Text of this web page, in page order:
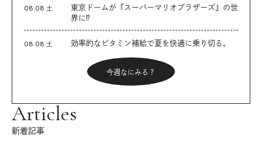
08.08 土
東京ドームが『スーパーマリオブラザーズ』の世
界に⁉︎
08.08 土 効率的なビタミン補給で夏を快適に乗り切る。
今週なにみる？
Articles
新着記事